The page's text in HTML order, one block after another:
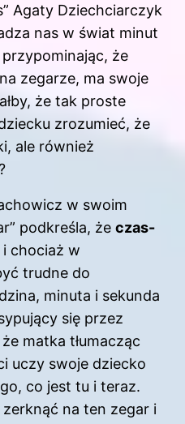
Agaty Dziechciarczyk
nas w świat minut
że
zegarze, ma swoje
że tak proste
zrozumieć, że
ale również
w swoim
podkreśla, że czas-
i chociaż w
trudne do
minuta i sekunda
się przez
matka tłumacząc
uczy swoje dziecko
co jest tu i teraz.
na ten zegar i